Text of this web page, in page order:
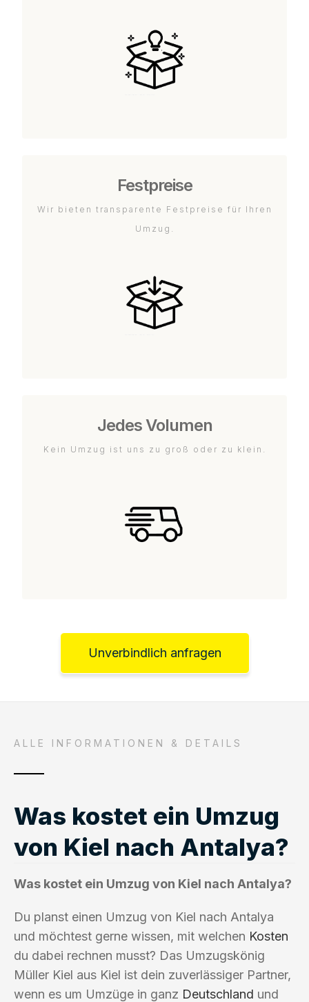
Festpreise
Wir bieten transparente Festpreise für Ihren
Umzug.
Jedes Volumen
Kein Umzug ist uns zu groß oder zu klein.
Unverbindlich anfragen
ALLE INFORMATIONEN & DETAILS
Was kostet ein Umzug
von Kiel nach Antalya?
Was kostet ein Umzug von Kiel nach Antalya?
Du planst einen Umzug von Kiel nach Antalya
und möchtest gerne wissen, mit welchen Kosten
du dabei rechnen musst? Das Umzugskönig
Müller Kiel aus Kiel ist dein zuverlässiger Partner,
wenn es um Umzüge in ganz Deutschland und